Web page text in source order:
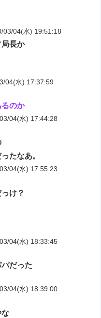
03/04(水) 19:51:18
局長か
04(水) 17:37:59
のか
04(水) 17:44:28
たなあ。
04(水) 17:55:23
け？
03/04(水) 18:33:45
だった
03/04(水) 18:39:00
な